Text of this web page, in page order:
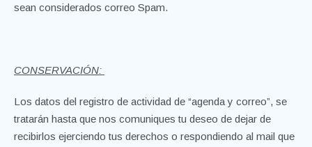
sean considerados correo Spam.
CONSERVACIÓN:
Los datos del registro de actividad de “agenda y correo”, se
tratarán hasta que nos comuniques tu deseo de dejar de
recibirlos ejerciendo tus derechos o respondiendo al mail que